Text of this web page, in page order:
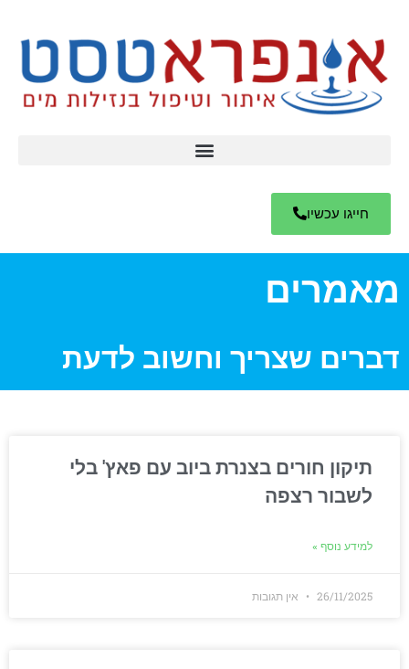
חייגו עכשיו
מאמרים
דברים שצריך וחשוב לדעת
תיקון חורים בצנרת ביוב עם פאץ' בלי
לשבור רצפה
למידע נוסף »
26/11/2025 אין תגובות